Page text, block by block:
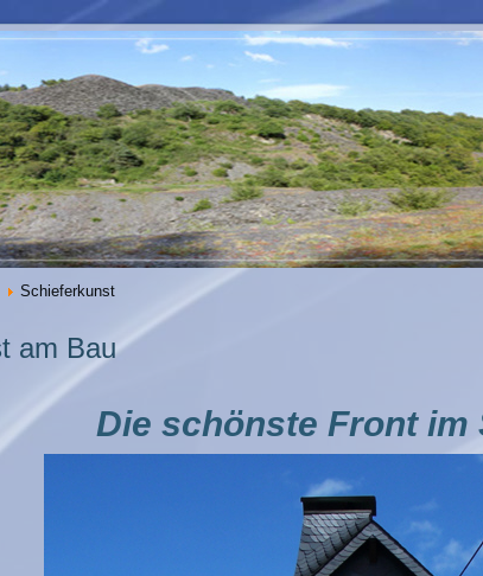
Schieferkunst
am Bau
Die schönste Front im